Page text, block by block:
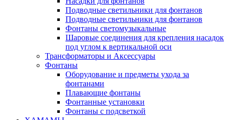
Подводные светильники для фонтанов
Подводные светильники для фонтанов
Фонтаны светомузыкальные
Шаровые соединения для крепления насадок
под углом к вертикальной оси
Трансформаторы и Аксессуары
Фонтаны
Оборудование и предметы ухода за
фонтанами
Плавающие фонтаны
Фонтанные установки
Фонтаны с подсветкой